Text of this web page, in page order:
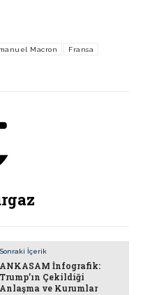
Macron Fransa
Sonraki İçerik
ANKASAM İnfografik:
Trump’ın Çekildiği
Anlaşma ve Kurumlar